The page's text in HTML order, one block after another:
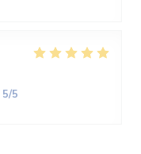
5/5